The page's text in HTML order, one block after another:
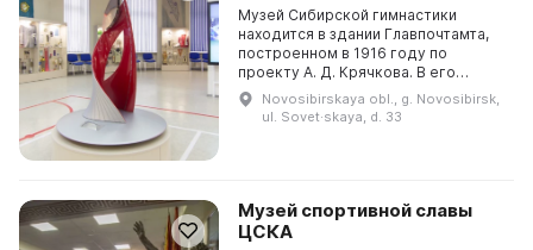
Музей Сибирской гимнастики
находится в здании Главпочтамта,
построенном в 1916 году по
проекту А. Д. Крячкова. В его
фондах собрано более 7000
экспонатов, включающих кубки,
медали, грамоты и предметы ...
Novosibirskaya obl., g. Novosibirsk,
ul. Sovet·skaya, d. 33
Музей спортивной славы
ЦСКА